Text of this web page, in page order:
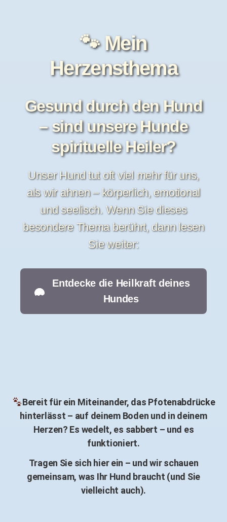
🐾 Mein
Herzensthema
Gesund durch den Hund
– sind unsere Hunde
spirituelle Heiler?
Unser Hund tut oft viel mehr für uns,
als wir ahnen – körperlich, emotional
und seelisch. Wenn Sie dieses
besondere Thema berührt, dann lesen
Sie weiter:
Entdecke die Heilkraft deines
Hundes
Bereit für ein Miteinander, das Pfotenabdrücke
hinterlässt – auf deinem Boden und in deinem
Herzen? Es wedelt, es sabbert – und es
funktioniert.
Tragen Sie sich hier ein – und wir schauen
gemeinsam, was Ihr Hund braucht (und Sie
vielleicht auch).